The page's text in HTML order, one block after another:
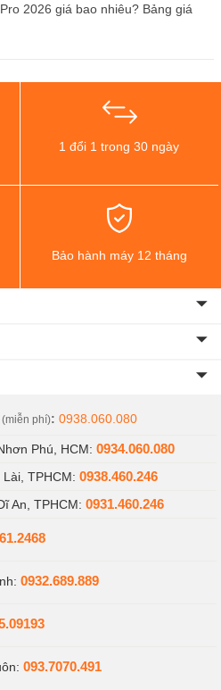
2026 giá bao nhiêu? Bảng giá
1 đổi 1 trong 30 ngày
Bảo hành máy 12 tháng
(miễn phí): 0938.060.080
Phú, HCM: 0934.060.080
TPHCM: 0938.460.246
An, TPHCM: 0931.460.246
0932.689.889
093.7070.491